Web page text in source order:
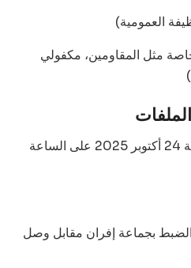
العمومية)
مثل المقاومين، مكفولي
: الجمعة 24 أكتوبر 2025 على الساعة
بجماعة إفران مقابل وصل